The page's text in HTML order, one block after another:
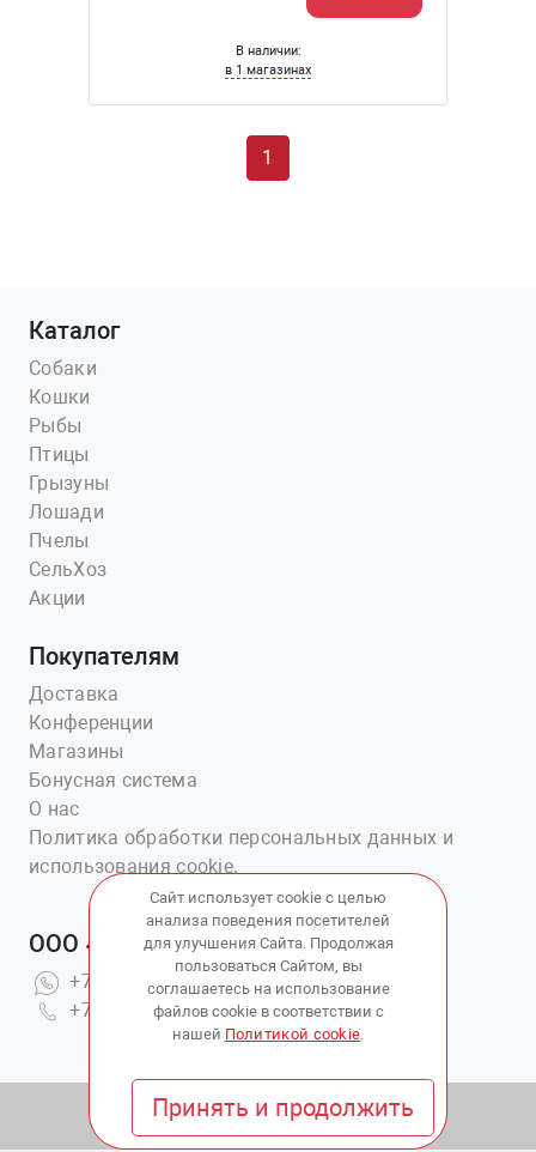
В наличии:
в 1 магазинах
1
Каталог
Собаки
Кошки
Рыбы
Птицы
Грызуны
Лошади
Пчелы
СельХоз
Акции
Покупателям
Доставка
Конференции
Магазины
Бонусная система
О нас
Политика обработки персональных данных и
использования cookie.
ООО «Ветаптека №1»
+7(914)703-76-43
+7(423)202-51-15 вн.4
© 2010 - 2026 Copyright:ВетАптека ДВ
Сайт использует cookie с целью
анализа поведения посетителей
для улучшения Сайта. Продолжая
пользоваться Сайтом, вы
соглашаетесь на использование
файлов cookie в соответствии с
нашей Политикой cookie.
Принять и продолжить